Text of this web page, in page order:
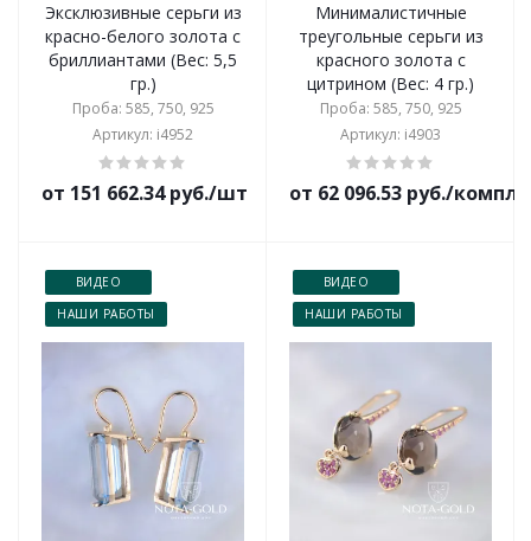
Эксклюзивные серьги из
красно-белого золота с
бриллиантами (Вес: 5,5
гр.)
Проба: 585, 750, 925
Артикул: i4952
от 151 662.34 руб./шт
Минималистичные
треугольные серьги из
красного золота c
цитрином (Вес: 4 гр.)
Проба: 585, 750, 925
Артикул: i4903
от 62 096.53 руб./
ВИДЕО
НАШИ РАБОТЫ
ВИДЕО
НАШИ РАБОТЫ